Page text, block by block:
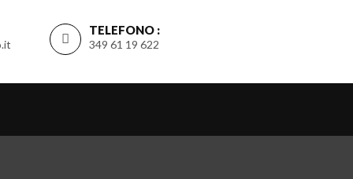
TELEFONO :
349 61 19 622